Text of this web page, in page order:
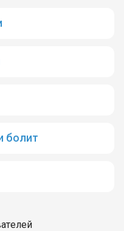
болит